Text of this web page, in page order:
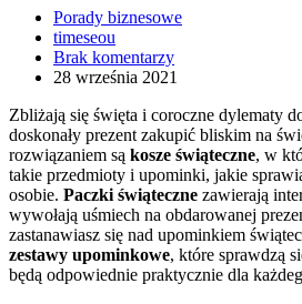
Porady biznesowe
timeseou
Brak komentarzy
28 września 2021
Zbliżają się święta i coroczne dylematy
doskonały prezent zakupić bliskim na
rozwiązaniem są kosze świąteczne, w
takie przedmioty i upominki, jakie
osobie. Paczki świąteczne zawierają
wywołają uśmiech na obdarowanej
zastanawiasz się nad upominkiem
zestawy upominkowe, które sprawdzą
będą odpowiednie praktycznie dla